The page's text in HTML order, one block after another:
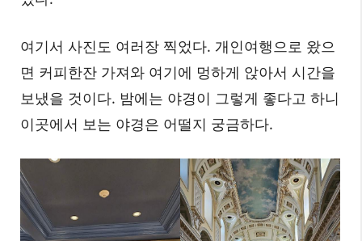
여기서 사진도 여러장 찍었다. 개인여행으로 왔으
면 커피한잔 가져와 여기에 멍하게 앉아서 시간을
보냈을 것이다. 밤에는 야경이 그렇게 좋다고 하니
이곳에서 보는 야경은 어떨지 궁금하다.